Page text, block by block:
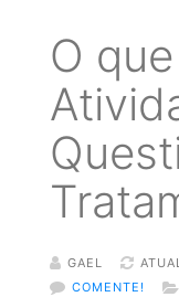
O
GAEL
COMENTE!